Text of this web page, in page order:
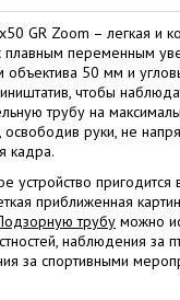
GR Zoom – легкая и
плавным переменным
50 мм и
чтобы
трубу на
руки, не
кадра.
устройство пригодится
приближенная
трубу можно
наблюдения за
за спортивными